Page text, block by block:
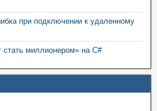
при подключении к удаленному
стать миллионером» на C#